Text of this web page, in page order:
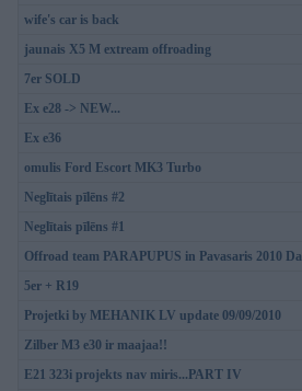
wife's car is back
jaunais X5 M extream offroading
7er SOLD
Ex e28 -> NEW...
Ex e36
omulis Ford Escort MK3 Turbo
Neglītais pīlēns #2
Neglītais pīlēns #1
Offroad team PARAPUPUS in Pavasaris 2010
5er + R19
Projetki by MEHANIK LV update 09/09/2010
Zilber M3 e30 ir maajaa!!
E21 323i projekts nav miris...PART IV